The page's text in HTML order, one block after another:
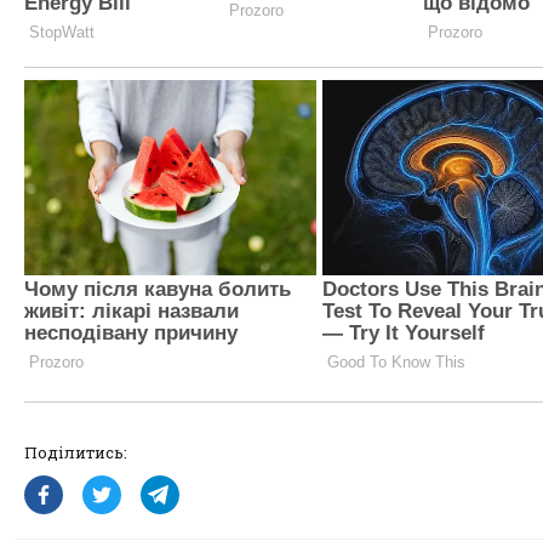
Поділитись: